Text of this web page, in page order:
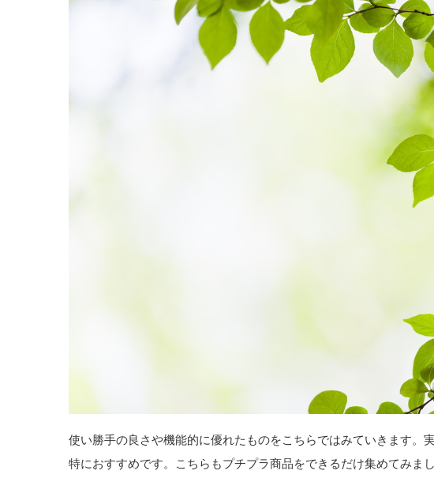
使い勝手の良さや機能的に優れたものをこちらではみていきます。
特におすすめです。こちらもプチプラ商品をできるだけ集めてみまし